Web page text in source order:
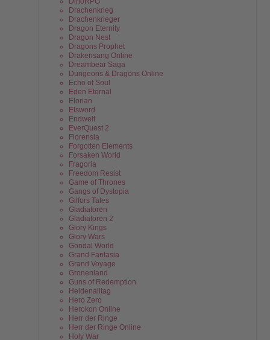
Drachenkrieg
Drachenkrieger
Dragon Eternity
Dragon Nest
Dragons Prophet
Drakensang Online
Dreambear Saga
Dungeons & Dragons Online
Echo of Soul
Eden Eternal
Elorian
Elsword
Endwelt
EverQuest 2
Florensia
Forgotten Elements
Forsaken World
Fragoria
Freedom Resist
Game of Thrones
Gangs of Dystopia
Gilfors Tales
Gladiatoren
Gladiatoren 2
Glory Kings
Glory Wars
Gondal World
Grand Fantasia
Grand Voyage
Gronenland
Guns of Redemption
Heldenalltag
Hero Zero
Herokon Online
Herr der Ringe
Herr der Ringe Online
Holy War